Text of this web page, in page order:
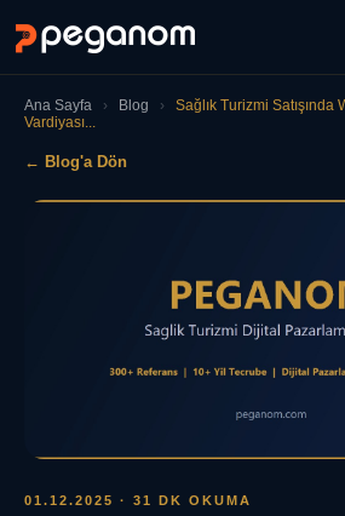
Ana Sayfa › Blog ›
Sağlık Turizmi Satışında
Vardiyası...
← Blog'a Dön
01.12.2025 · 31 DK OKUMA